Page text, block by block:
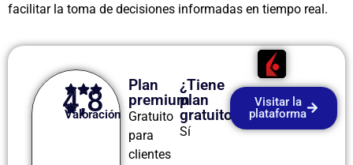
facilitar la toma de decisiones informadas en tiempo real.
4,8
Valoración
Plan
premium
Gratuito
para
clientes
¿Tiene
plan
gratuito?
Sí
Visitar la
plataforma